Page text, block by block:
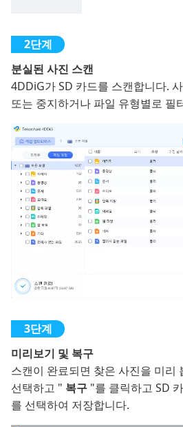
분실된 사진 스캔
4DDiG가 SD 카드를 스캔합니다.
또는 중지하거나 파일 유형별로 필
미리보기 및 복구
스캔이 완료되면 찾은 사진을 미리
선택하고 " 복구 "를 클릭하고 SD
를 선택하여 저장합니다.